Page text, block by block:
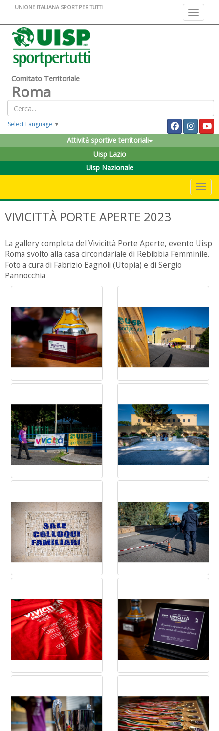
Toggle
UNIONE ITALIANA SPORT PER TUTTI
Comitato Territoriale
Roma
Select Language ▼
Attività sportive territoriali
Uisp Lazio
Uisp Nazionale
VIVICITTÀ PORTE APERTE 2023
La gallery completa del Vivicittà Porte Aperte, evento Uisp
Roma svolto alla casa circondariale di Rebibbia Femminile.
Foto a cura di Fabrizio Bagnoli (Utopia) e di Sergio
Pannocchia